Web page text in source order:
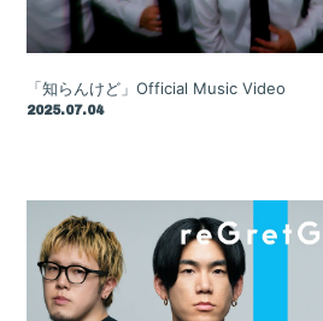
Contact
「知らんけど」Official Music Video
2025.07.04